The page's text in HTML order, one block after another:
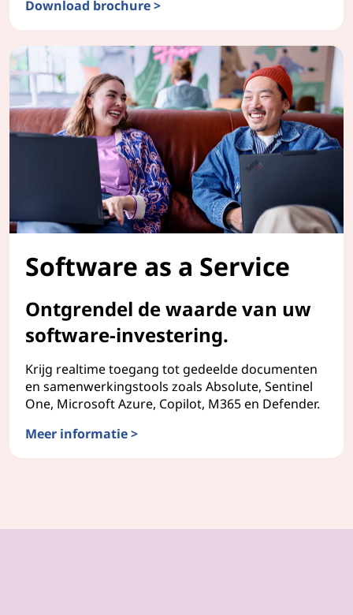
Download brochure >
Software as a Service
Ontgrendel de waarde van uw
software-investering.
Krijg realtime toegang tot gedeelde documenten
en samenwerkingstools zoals Absolute, Sentinel
One, Microsoft Azure, Copilot, M365 en Defender.
Meer informatie >